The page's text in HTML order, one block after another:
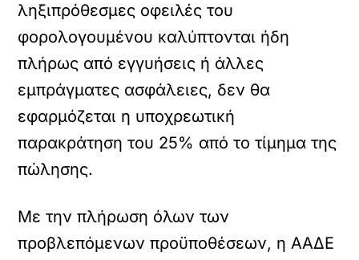
ληξιπρόθεσμες οφειλές του
φορολογουμένου καλύπτονται ήδη
πλήρως από εγγυήσεις ή άλλες
εμπράγματες ασφάλειες, δεν θα
εφαρμόζεται η υποχρεωτική
παρακράτηση του 25% από το τίμημα της
πώλησης.
Με την πλήρωση όλων των
προβλεπόμενων προϋποθέσεων, η ΑΑΔΕ